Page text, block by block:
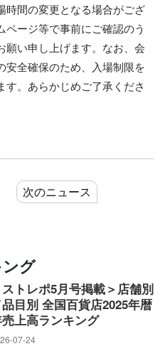
時間の変更となる場合がござ
ージ等で事前にご確認のう
願い申し上げます。なお、会
安全確保のため、入場制限を
す。あらかじめご了承くださ
次のニュース
グ
ストレポ5月号掲載＞店舗別
品目別 全国百貨店2025年暦
上高ランキング
07-24